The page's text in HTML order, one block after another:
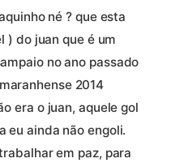
né ? que esta
) do juan que é um
no ano passado
2014
era o juan, aquele gol
eu ainda não engoli.
em paz, para